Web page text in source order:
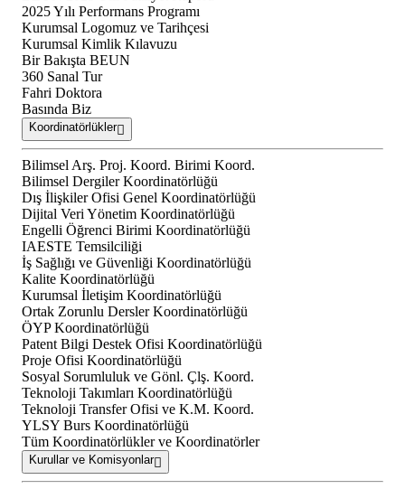
2025 Yılı Performans Programı
Kurumsal Logomuz ve Tarihçesi
Kurumsal Kimlik Kılavuzu
Bir Bakışta BEUN
360 Sanal Tur
Fahri Doktora
Basında Biz
Koordinatörlükler
Bilimsel Arş. Proj. Koord. Birimi Koord.
Bilimsel Dergiler Koordinatörlüğü
Dış İlişkiler Ofisi Genel Koordinatörlüğü
Dijital Veri Yönetim Koordinatörlüğü
Engelli Öğrenci Birimi Koordinatörlüğü
IAESTE Temsilciliği
İş Sağlığı ve Güvenliği Koordinatörlüğü
Kalite Koordinatörlüğü
Kurumsal İletişim Koordinatörlüğü
Ortak Zorunlu Dersler Koordinatörlüğü
ÖYP Koordinatörlüğü
Patent Bilgi Destek Ofisi Koordinatörlüğü
Proje Ofisi Koordinatörlüğü
Sosyal Sorumluluk ve Gönl. Çlş. Koord.
Teknoloji Takımları Koordinatörlüğü
Teknoloji Transfer Ofisi ve K.M. Koord.
YLSY Burs Koordinatörlüğü
Tüm Koordinatörlükler ve Koordinatörler
Kurullar ve Komisyonlar